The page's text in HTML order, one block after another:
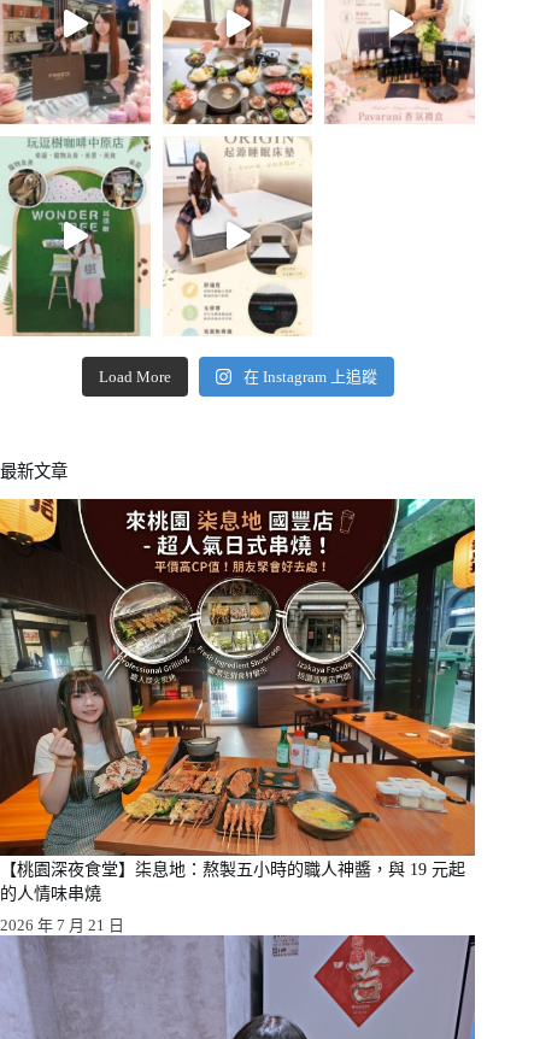
Load More 在 Instagram 上追蹤
最新文章
【桃園深夜食堂】柒息地：熬製五小時的職人神醬，與 19 元起
的人情味串燒
2026 年 7 月 21 日